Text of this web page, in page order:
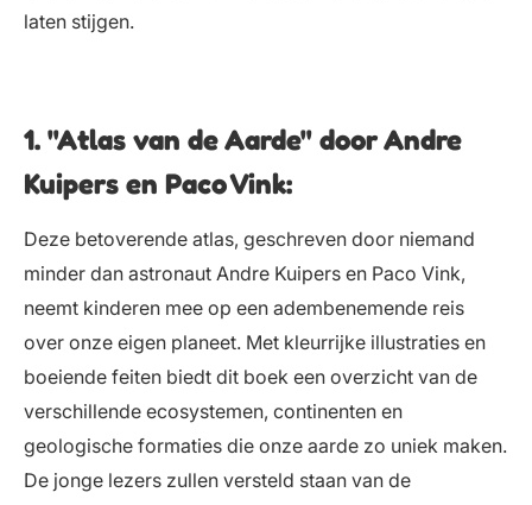
laten stijgen.
1. "Atlas van de Aarde" door Andre
Kuipers en Paco Vink:
Deze betoverende atlas, geschreven door niemand
minder dan astronaut Andre Kuipers en Paco Vink,
neemt kinderen mee op een adembenemende reis
over onze eigen planeet. Met kleurrijke illustraties en
boeiende feiten biedt dit boek een overzicht van de
verschillende ecosystemen, continenten en
geologische formaties die onze aarde zo uniek maken.
De jonge lezers zullen versteld staan van de